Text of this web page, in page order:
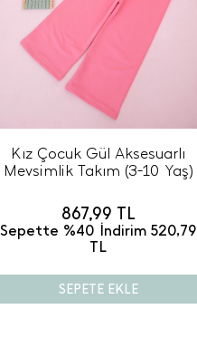
Kız Çocuk Gül Aksesuarlı
Mevsimlik Takım (3-10 Yaş)
867,99 TL
Sepette %40 İndirim 520,79
TL
SEPETE EKLE